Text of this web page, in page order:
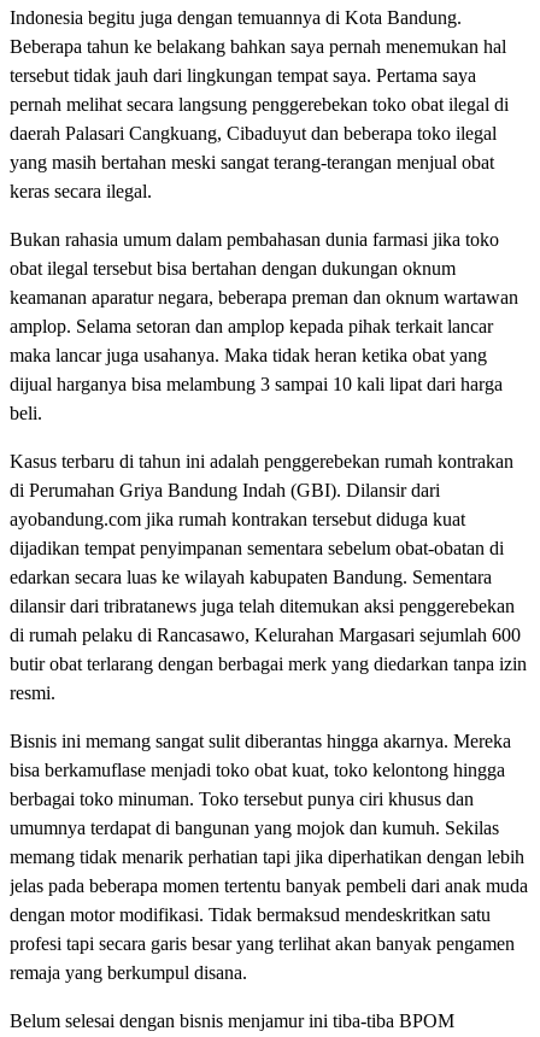
Indonesia begitu juga dengan temuannya di Kota Bandung.
Beberapa tahun ke belakang bahkan saya pernah menemukan hal
tersebut tidak jauh dari lingkungan tempat saya. Pertama saya
pernah melihat secara langsung penggerebekan toko obat ilegal di
daerah Palasari Cangkuang, Cibaduyut dan beberapa toko ilegal
yang masih bertahan meski sangat terang-terangan menjual obat
keras secara ilegal.
Bukan rahasia umum dalam pembahasan dunia farmasi jika toko
obat ilegal tersebut bisa bertahan dengan dukungan oknum
keamanan aparatur negara, beberapa preman dan oknum wartawan
amplop. Selama setoran dan amplop kepada pihak terkait lancar
maka lancar juga usahanya. Maka tidak heran ketika obat yang
dijual harganya bisa melambung 3 sampai 10 kali lipat dari harga
beli.
Kasus terbaru di tahun ini adalah penggerebekan rumah kontrakan
di Perumahan Griya Bandung Indah (GBI). Dilansir dari
ayobandung.com jika rumah kontrakan tersebut diduga kuat
dijadikan tempat penyimpanan sementara sebelum obat-obatan di
edarkan secara luas ke wilayah kabupaten Bandung. Sementara
dilansir dari tribratanews juga telah ditemukan aksi penggerebekan
di rumah pelaku di Rancasawo, Kelurahan Margasari sejumlah 600
butir obat terlarang dengan berbagai merk yang diedarkan tanpa izin
resmi.
Bisnis ini memang sangat sulit diberantas hingga akarnya. Mereka
bisa berkamuflase menjadi toko obat kuat, toko kelontong hingga
berbagai toko minuman. Toko tersebut punya ciri khusus dan
umumnya terdapat di bangunan yang mojok dan kumuh. Sekilas
memang tidak menarik perhatian tapi jika diperhatikan dengan lebih
jelas pada beberapa momen tertentu banyak pembeli dari anak muda
dengan motor modifikasi. Tidak bermaksud mendeskritkan satu
profesi tapi secara garis besar yang terlihat akan banyak pengamen
remaja yang berkumpul disana.
Belum selesai dengan bisnis menjamur ini tiba-tiba BPOM